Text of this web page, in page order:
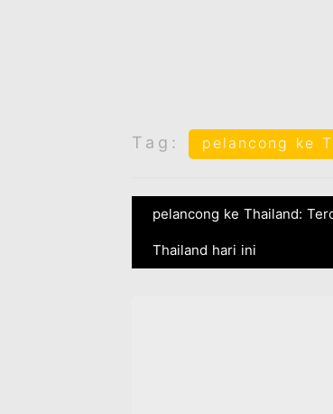
Tag: pelancong ke
pelancong ke Thailand:
Thailand hari ini